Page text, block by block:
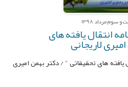
مرداد 1398
انتقال یافته های
لاریجانی
یافته های تحقیقاتی " / دکتر بهمن امیری